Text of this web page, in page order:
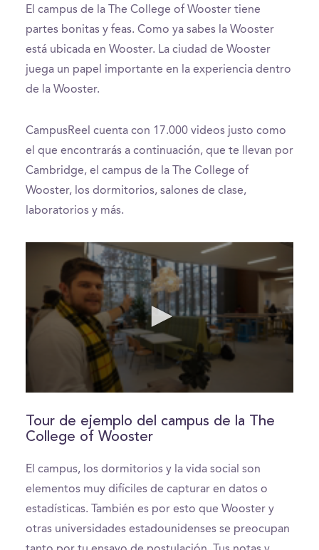
El campus de la The College of Wooster tiene
partes bonitas y feas. Como ya sabes la Wooster
está ubicada en Wooster. La ciudad de Wooster
juega un papel importante en la experiencia dentro
de la Wooster.
CampusReel cuenta con 17.000 videos justo como
el que encontrarás a continuación, que te llevan por
Cambridge, el campus de la The College of
Wooster, los dormitorios, salones de clase,
laboratorios y más.
of
2
minutes,
seconds
Tour de ejemplo del campus de la The
College of Wooster
El campus, los dormitorios y la vida social son
elementos muy difíciles de capturar en datos o
estadísticas. También es por esto que Wooster y
otras universidades estadounidenses se preocupan